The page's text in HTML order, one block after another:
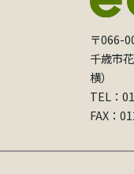
〒066-
千歳市
横）
TEL：
FAX：